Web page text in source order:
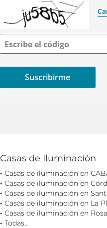
Escribe el código
Casas de Iluminación
Casas de iluminación en
Casas de iluminación en
Casas de iluminación en
Casas de iluminación en La
Casas de iluminación en
Todas...